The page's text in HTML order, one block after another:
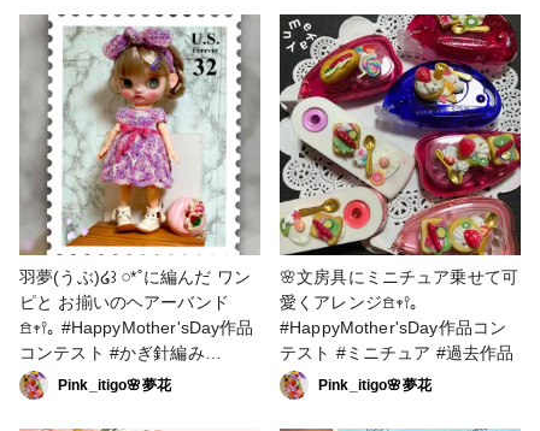
羽夢(うぶ)໒꒱ 𓏸*˚に編んだ ワン
ピと お揃いのヘアーバンド
𖠿𖥧𖥣｡ #HappyMother'sDay作品
コンテスト #かぎ針編み
#Blythe #Blytheアウトフィット
#過去作品
Pink_itigo🌸夢花
🌸文房具にミニチュア乗せて可
愛くアレンジ𖠿𖥧𖥣｡
#HappyMother'sDay作品コン
テスト #ミニチュア #過去作品
Pink_itigo🌸夢花